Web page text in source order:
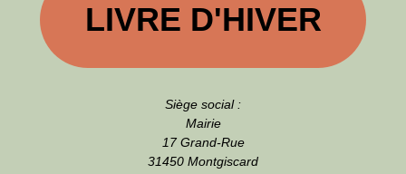
LIVRE D'HIVER
Siège social :
Mairie
17 Grand-Rue
31450 Montgiscard